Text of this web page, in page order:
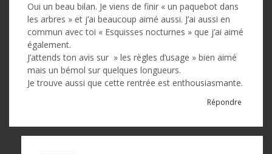
Oui un beau bilan. Je viens de finir « un paquebot dans
les arbres » et j’ai beaucoup aimé aussi. J’ai aussi en
commun avec toi « Esquisses nocturnes » que j’ai aimé
également.
J’attends ton avis sur » les règles d’usage » bien aimé
mais un bémol sur quelques longueurs.
Je trouve aussi que cette rentrée est enthousiasmante.
Répondre